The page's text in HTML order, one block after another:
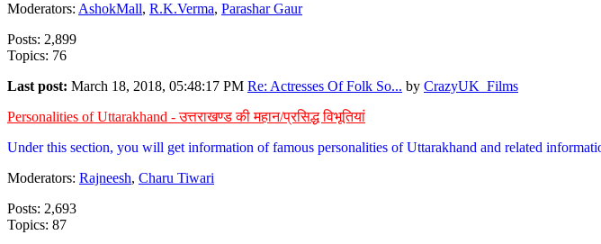
Moderators: AshokMall, R.K.Verma, Parashar Gaur
Posts: 2,899
Topics: 76
Last post: March 18, 2018, 05:48:17 PM Re: Actresses Of Folk So... by CrazyUK_Films
Personalities of Uttarakhand - उत्तराखण्ड की महान/प्रसिद्ध विभूतियां
Under this section, you will get information of famous personalities of Uttarakhand and related
Moderators: Rajneesh, Charu Tiwari
Posts: 2,693
Topics: 87